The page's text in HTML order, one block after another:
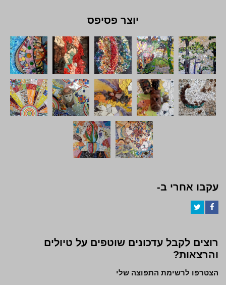
יוצר פסיפס
עקבו אחרי ב-
רוצים לקבל עדכונים שוטפים על טיולים
והרצאות?
הצטרפו לרשימת התפוצה שלי